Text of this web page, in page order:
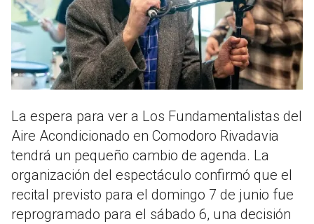
La espera para ver a Los Fundamentalistas del
Aire Acondicionado en Comodoro Rivadavia
tendrá un pequeño cambio de agenda. La
organización del espectáculo confirmó que el
recital previsto para el domingo 7 de junio fue
reprogramado para el sábado 6, una decisión